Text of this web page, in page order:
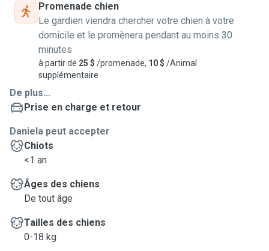
Promenade chien
Le gardien viendra chercher votre chien à votre
domicile et le promènera pendant au moins 30
minutes
à partir de 25 $ /promenade, 10 $ /Animal
supplémentaire
De plus...
Prise en charge et retour
Daniela peut accepter
Chiots
<1 an
Âges des chiens
De tout âge
Tailles des chiens
0-18 kg